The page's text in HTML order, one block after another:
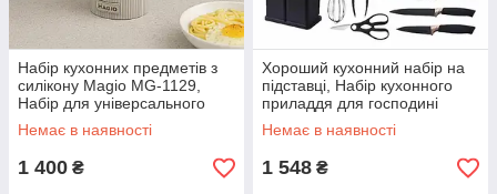
Набір кухонних предметів з
силікону Magio MG-1129,
Набір для універсального
використання на кухні DO-77
Немає в наявності
1 400 ₴
Хороший кухонний набір на
підставці, Набір кухонного
приладдя для господині
Нейлоновий для кухні JE-15
Немає в наявності
1 548 ₴